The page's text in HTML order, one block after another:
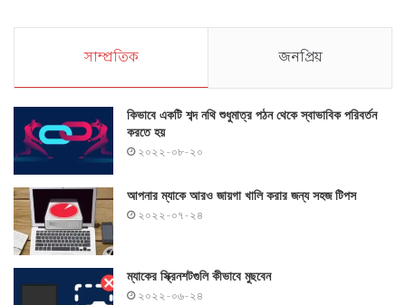
সাম্প্রতিক জনপ্রিয়
কিভাবে একটি শব্দ নথি শুধুমাত্র পঠন থেকে স্বাভাবিক পরিবর্তন
করতে হয়
২০২২-০৮-২০
আপনার ম্যাকে আরও জায়গা খালি করার জন্য সহজ টিপস
২০২২-০৭-২৪
ম্যাকের স্ক্রিনশটগুলি কীভাবে মুছবেন
২০২২-০৬-২৪